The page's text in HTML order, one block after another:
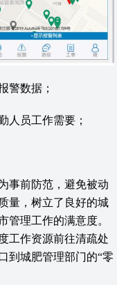
警数据；
人员工作需要；
事前防范，避免被动
量，树立了良好的城
管理工作的满意度。
工作资源前往清疏处
到城肥管理部门的“零